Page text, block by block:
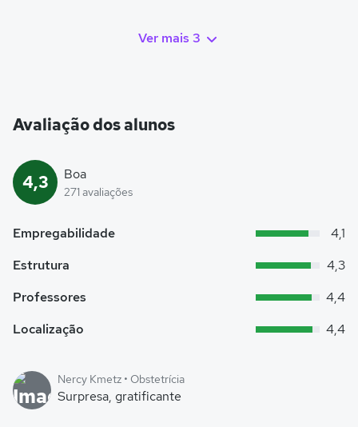
Ver mais 3
Avaliação dos alunos
4,3 Boa
271 avaliações
Empregabilidade
4,1
Estrutura
4,3
Professores
4,4
Localização
4,4
Nercy Kmetz • Obstetrícia
Surpresa, gratificante